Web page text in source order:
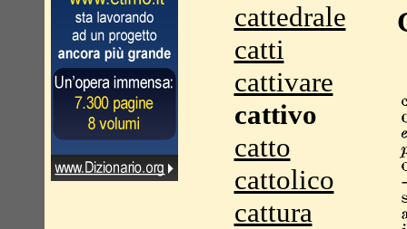
cattedrale
catti
cattivare
cattivo
catto
cattolico
cattura